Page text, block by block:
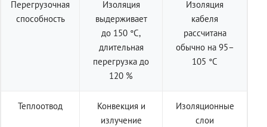
Перегрузочная
способность
Изоляция
выдерживает
до 150 °C,
длительная
перегрузка до
120 %
Изоляция
кабеля
рассчитана
обычно на 95–
105 °C
Теплоотвод
Конвекция и
излучение
Изоляционные
слои